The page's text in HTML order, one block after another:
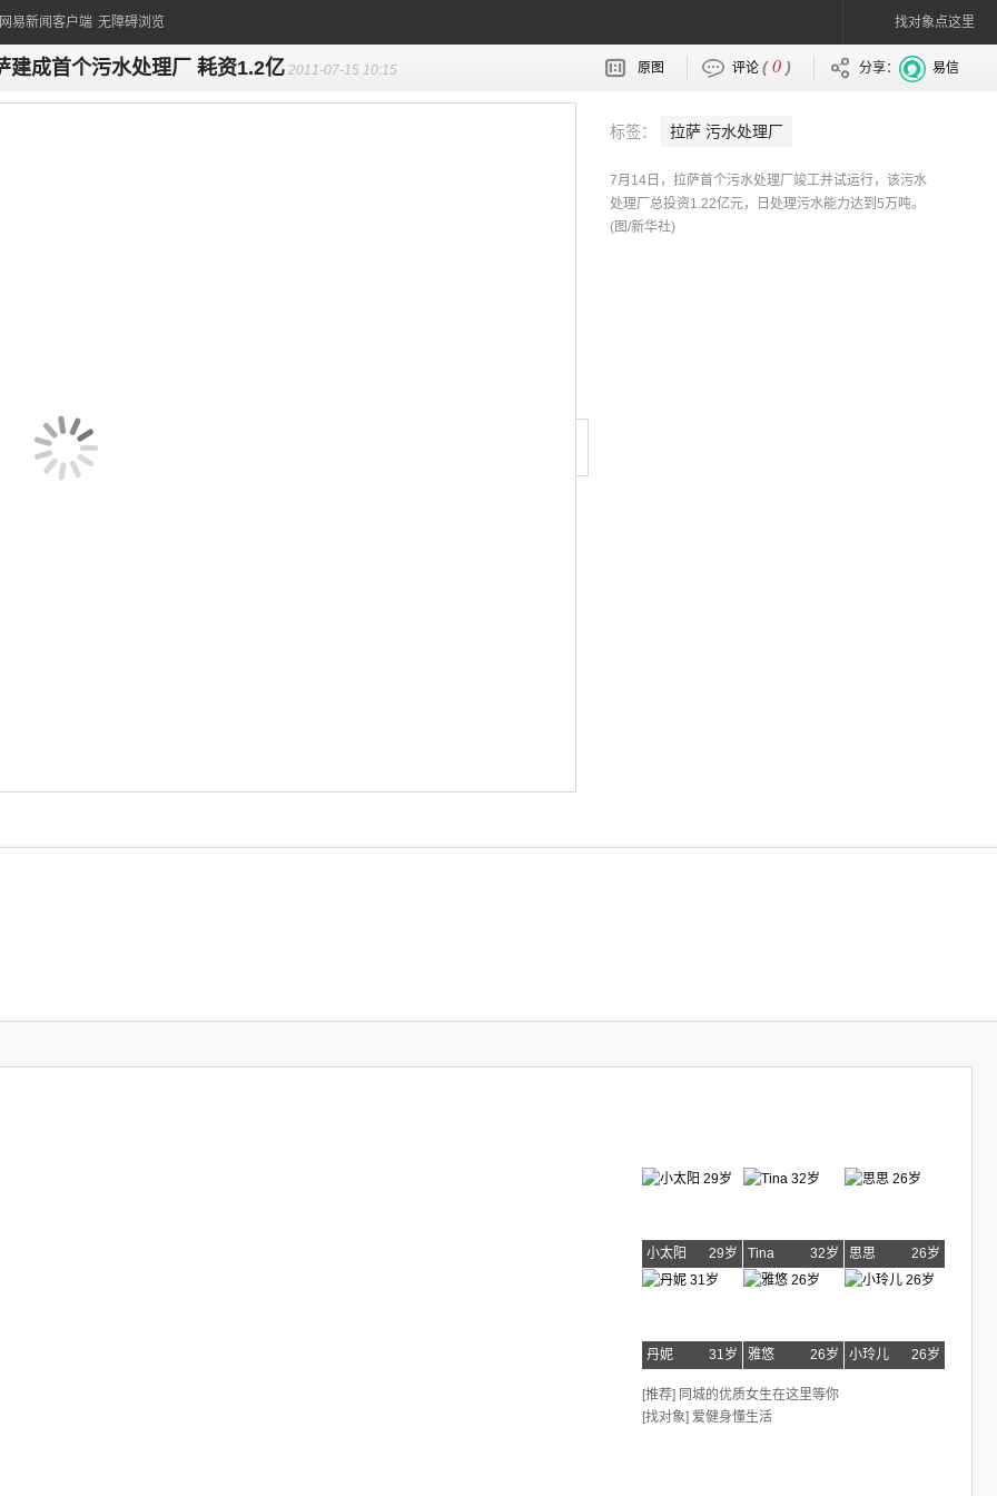
易新闻客户端 无障碍浏览 找对象点这里
建成首个污水处理厂 耗资1.2亿 2011-07-15 10:15 原图 评论 (0 ) 分享： 易信
标签： 拉萨 污水处理厂
7月14日，拉萨首个污水处理厂竣工并试运行，该污水
处理厂总投资1.22亿元，日处理污水能力达到5万吨。
(图/新华社)
小太阳 29岁 Tina 32岁 思思 26岁
丹妮 31岁 雅悠 26岁 小玲儿 26岁
[推荐] 同城的优质女生在这里等你
[找对象] 爱健身懂生活